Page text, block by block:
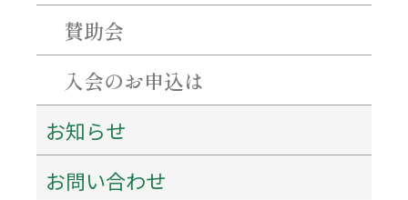
賛助会
入会のお申込は
お知らせ
お問い合わせ
2025年12月
2025年11月
2025年7月
2025年6月
2025年4月
2025年3月